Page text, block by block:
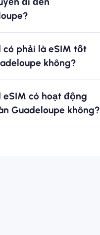
có phải là eSIM tốt
không?
eSIM có hoạt động
Guadeloupe không?